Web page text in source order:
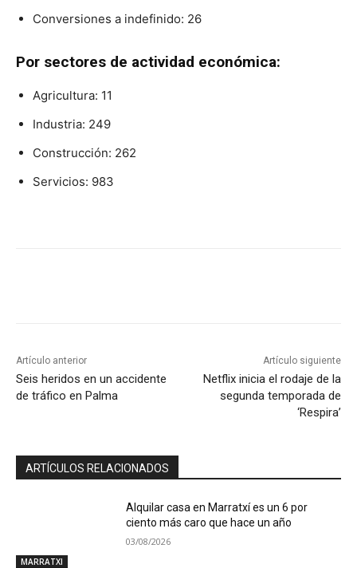
Conversiones a indefinido: 26
Por sectores de actividad económica:
Agricultura: 11
Industria: 249
Construcción: 262
Servicios: 983
Artículo anterior
Seis heridos en un accidente
de tráfico en Palma
Artículo siguiente
Netflix inicia el rodaje de la
segunda temporada de
‘Respira’
ARTÍCULOS RELACIONADOS
MARRATXI
Alquilar casa en Marratxí es un 6 por
ciento más caro que hace un año
03/08/2026